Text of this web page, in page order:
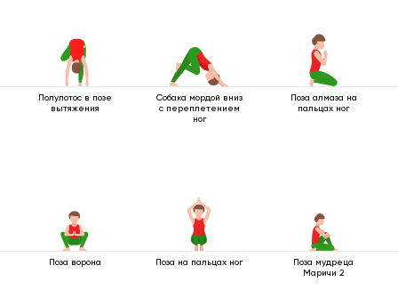
Полулотос в позе
вытяжения
Собака мордой вниз
с переплетением
ног
Поза алмаза на
пальцах ног
Поза ворона Поза на пальцах ног
Поза мудреца
Маричи 2